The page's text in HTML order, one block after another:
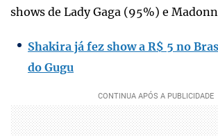
shows de Lady Gaga (95%) e
Shakira já fez show a R$ 5 no
do Gugu